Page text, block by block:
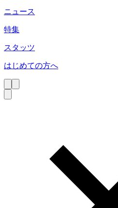
ニュース
特集
スタッツ
はじめての方へ